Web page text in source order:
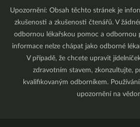
Upozornění: Obsah těchto stránek je
zkušenosti a zkušenosti čtenářů. V
odbornou lékařskou pomoc a odbornou
informace nelze chápat jako odborné
V případě, že chcete upravit
zdravotním stavem, zkonzultujte,
kvalifikovaným odborníkem.
upozornění na